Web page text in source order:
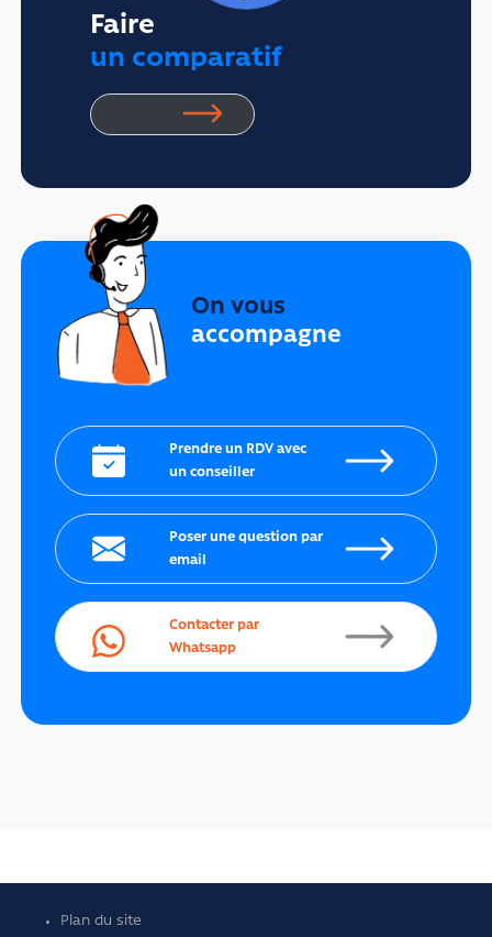
Faire
un comparatif
On vous
accompagne
Prendre un RDV avec
un conseiller
Poser une question par
email
Contacter par
Whatsapp
Plan du site